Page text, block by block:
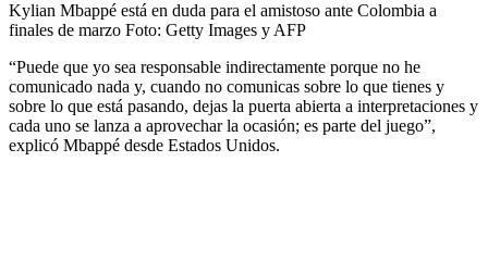
Kylian Mbappé está en duda para el amistoso ante Colombia a
finales de marzo Foto: Getty Images y AFP
“Puede que yo sea responsable indirectamente porque no he
comunicado nada y, cuando no comunicas sobre lo que tienes y
sobre lo que está pasando, dejas la puerta abierta a interpretaciones y
cada uno se lanza a aprovechar la ocasión; es parte del juego”,
explicó Mbappé desde Estados Unidos.